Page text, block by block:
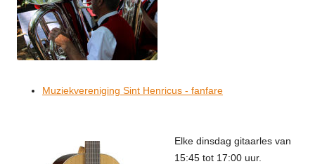
Muziekvereniging Sint Henricus - fanfare
Elke dinsdag gitaarles van
15:45 tot 17:00 uur.